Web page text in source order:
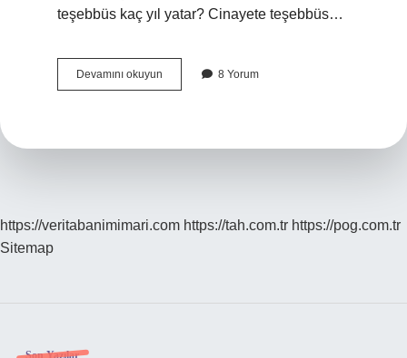
teşebbüs kaç yıl yatar? Cinayete teşebbüs…
Devamını okuyun
Kişiyi
8 Yorum
https://veritabanimimari.com https://tah.com.tr https://pog.com.tr
Sitemap
Son Yazılar